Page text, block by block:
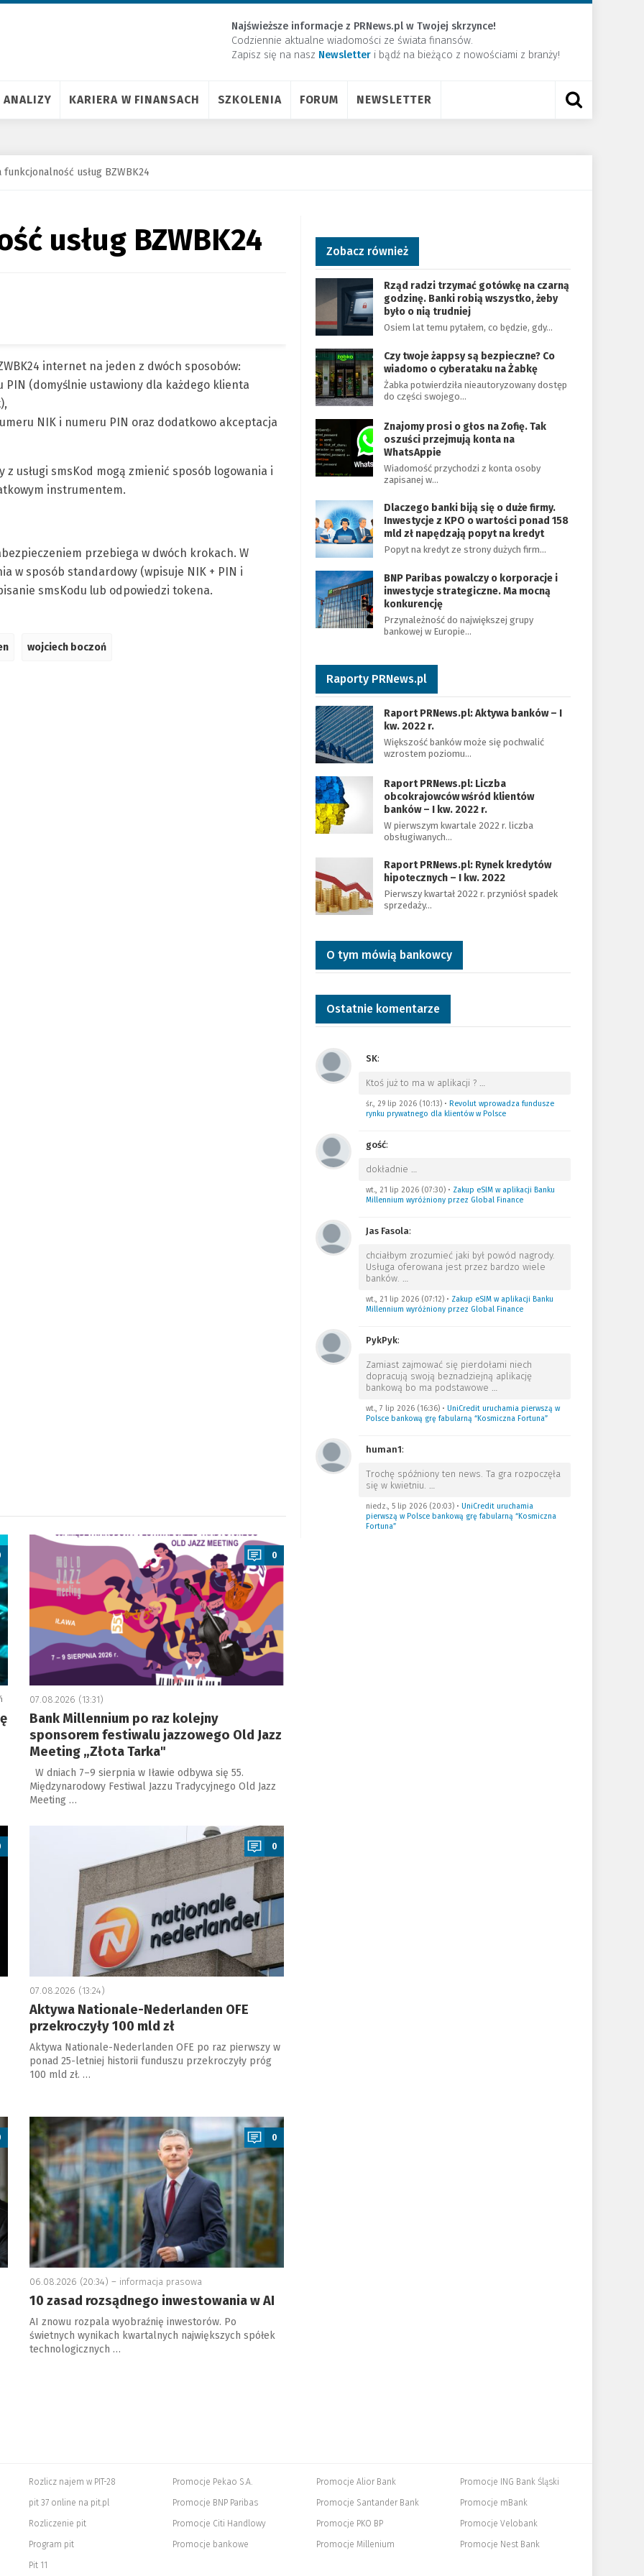
Najświeższe informacje z PRNews.pl w Twojej skrzynce!
Codziennie aktualne wiadomości ze świata finansów.
Zapisz się na nasz Newsletter ​i bądź na bieżąco z nowościami z branży!
ANALIZY KARIERA W FINANSACH SZKOLENIA FORUM NEWSLETTER
funkcjonalność usług BZWBK24
usług BZWBK24
internet na jeden z dwóch sposobów:
(domyślnie ustawiony dla każdego klienta
NIK i numeru PIN oraz dodatkowo akceptacja
usługi smsKod mogą zmienić sposób logowania i
instrumentem.
przebiega w dwóch krokach. W
w sposób standardowy (wpisuje NIK + PIN i
smsKodu lub odpowiedzi tokena.
wojciech boczoń
a
0
07.08.2026 (13:31)
Bank Millennium po raz kolejny
sponsorem festiwalu jazzowego Old Jazz
Meeting „Złota Tarka"
W dniach 7–9 sierpnia w Iławie odbywa się 55.
Międzynarodowy Festiwal Jazzu Tradycyjnego Old Jazz
Meeting …
0
07.08.2026 (13:24)
Aktywa Nationale-Nederlanden OFE
przekroczyły 100 mld zł
Aktywa Nationale-Nederlanden OFE po raz pierwszy w
ponad 25-letniej historii funduszu przekroczyły próg
100 mld zł. …
a
0
06.08.2026 (20:34) – informacja prasowa
10 zasad rozsądnego inwestowania w AI
AI znowu rozpala wyobraźnię inwestorów. Po
świetnych wynikach kwartalnych największych spółek
technologicznych …
Zobacz również
Rząd radzi trzymać gotówkę na czarną
godzinę. Banki robią wszystko, żeby
było o nią trudniej
Osiem lat temu pytałem, co będzie, gdy…
Czy twoje żappsy są bezpieczne? Co
wiadomo o cyberataku na Żabkę
Żabka potwierdziła nieautoryzowany dostęp
do części swojego…
Znajomy prosi o głos na Zofię. Tak
oszuści przejmują konta na
WhatsAppie
Wiadomość przychodzi z konta osoby
zapisanej w…
Dlaczego banki biją się o duże firmy.
Inwestycje z KPO o wartości ponad 158
mld zł napędzają popyt na kredyt
Popyt na kredyt ze strony dużych firm…
BNP Paribas powalczy o korporacje i
inwestycje strategiczne. Ma mocną
konkurencję
Przynależność do największej grupy
bankowej w Europie…
Raporty PRNews.pl
Raport PRNews.pl: Aktywa banków – I
kw. 2022 r.
Większość banków może się pochwalić
wzrostem poziomu…
Raport PRNews.pl: Liczba
obcokrajowców wśród klientów
banków – I kw. 2022 r.
W pierwszym kwartale 2022 r. liczba
obsługiwanych…
Raport PRNews.pl: Rynek kredytów
hipotecznych – I kw. 2022
Pierwszy kwartał 2022 r. przyniósł spadek
sprzedaży…
O tym mówią bankowcy
Ostatnie komentarze
SK:
Ktoś już to ma w aplikacji ? …
śr., 29 lip 2026 (10:13)• Revolut wprowadza fundusze
rynku prywatnego dla klientów w Polsce
gość:
dokładnie …
wt., 21 lip 2026 (07:30)• Zakup eSIM w aplikacji Banku
Millennium wyróżniony przez Global Finance
Jas Fasola:
chciałbym zrozumieć jaki był powód nagrody.
Usługa oferowana jest przez bardzo wiele
banków. …
wt., 21 lip 2026 (07:12)• Zakup eSIM w aplikacji Banku
Millennium wyróżniony przez Global Finance
PykPyk:
Zamiast zajmować się pierdołami niech
dopracują swoją beznadziejną aplikację
bankową bo ma podstawowe …
wt., 7 lip 2026 (16:36)• UniCredit uruchamia pierwszą w
Polsce bankową grę fabularną “Kosmiczna Fortuna”
human1:
Trochę spóźniony ten news. Ta gra rozpoczęła
się w kwietniu. …
niedz., 5 lip 2026 (20:03)• UniCredit uruchamia
pierwszą w Polsce bankową grę fabularną “Kosmiczna
Fortuna”
Rozlicz najem w PIT-28
pit 37 online na pit.pl
Rozliczenie pit
Program pit
Pit 11
Promocje Pekao S.A.
Promocje BNP Paribas
Promocje Citi Handlowy
Promocje bankowe
Promocje Alior Bank
Promocje Santander Bank
Promocje PKO BP
Promocje Millenium
Promocje ING Bank Śląski
Promocje mBank
Promocje Velobank
Promocje Nest Bank